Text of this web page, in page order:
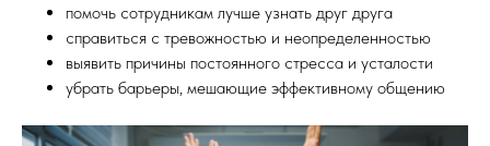
помочь сотрудникам лучше узнать друг друга
справиться с тревожностью и неопределенностью
выявить причины постоянного стресса и усталости
убрать барьеры, мешающие эффективному общению